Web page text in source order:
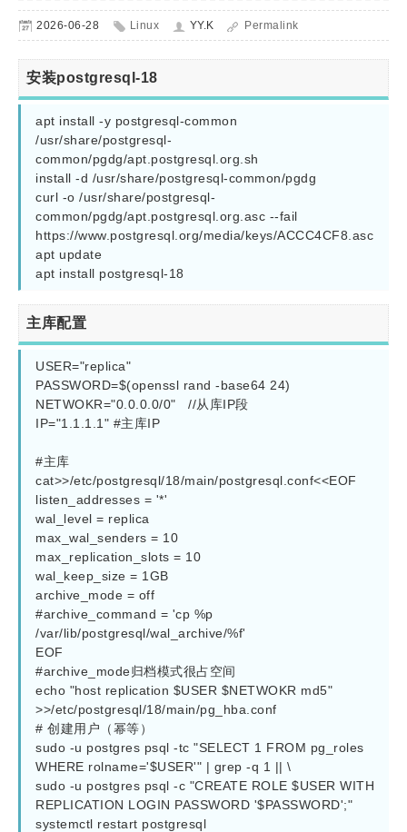
2026-06-28 Linux YY.K Permalink
安装postgresql-18
apt install -y postgresql-common
/usr/share/postgresql-
common/pgdg/apt.postgresql.org.sh
install -d /usr/share/postgresql-common/pgdg
curl -o /usr/share/postgresql-
common/pgdg/apt.postgresql.org.asc --fail
https://www.postgresql.org/media/keys/ACCC4CF8.asc
apt update
apt install postgresql-18
主库配置
USER="replica"
PASSWORD=$(openssl rand -base64 24)
NETWOKR="0.0.0.0/0"   //从库IP段
IP="1.1.1.1" #主库IP
#主库
cat>>/etc/postgresql/18/main/postgresql.conf<<EOF
listen_addresses = '*'
wal_level = replica
max_wal_senders = 10
max_replication_slots = 10
wal_keep_size = 1GB
archive_mode = off
#archive_command = 'cp %p
/var/lib/postgresql/wal_archive/%f'
EOF
#archive_mode归档模式很占空间
echo "host replication $USER $NETWOKR md5"
>>/etc/postgresql/18/main/pg_hba.conf
# 创建用户（幂等）
sudo -u postgres psql -tc "SELECT 1 FROM pg_roles
WHERE rolname='$USER'" | grep -q 1 || \
sudo -u postgres psql -c "CREATE ROLE $USER WITH
REPLICATION LOGIN PASSWORD '$PASSWORD';"
systemctl restart postgresql